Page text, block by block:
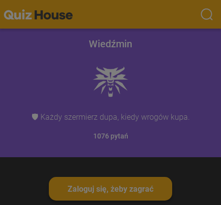
Wiedźmin
🛡 Każdy szermierz dupa, kiedy wrogów kupa.
1076 pytań
Zaloguj się, żeby zagrać